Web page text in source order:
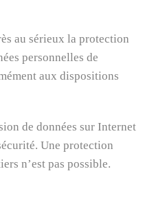
au sérieux la protection
personnelles de
aux dispositions
de données sur Internet
Une protection
n’est pas possible.